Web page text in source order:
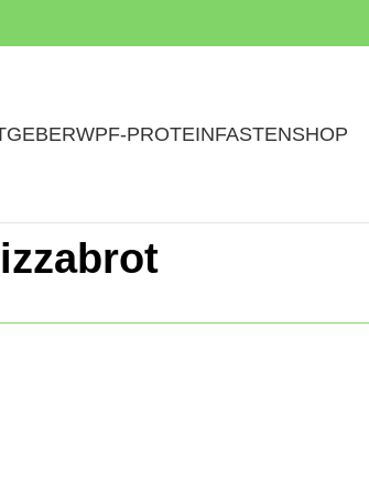
WPF-PROTEINFASTENSHOP